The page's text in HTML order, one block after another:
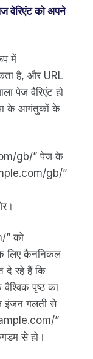
वेरिएंट को अपने
में
है, और URL
पेज वैरिएंट हो
के आगंतुकों के
gb/” पेज के
gb/”
” को
लिए कैननिकल
दे रहे हैं कि
पृष्ठ का
इंजन गलती से
”
से हो।